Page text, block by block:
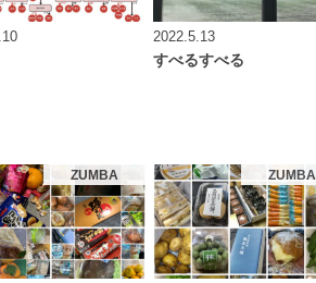
2022.5.13
すべるすべる
ZUMBA ZUMBA